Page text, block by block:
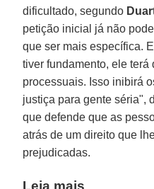
dificultado, segundo
petição inicial já não
que ser mais específica.
tiver fundamento, ele terá
processuais. Isso inibirá
justiça para gente séria",
que defende que as
atrás de um direito que
prejudicadas.
Leia mais